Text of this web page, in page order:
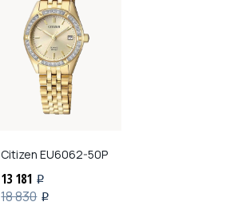
Citizen EU6062-50P
13 181 i
18 830 i